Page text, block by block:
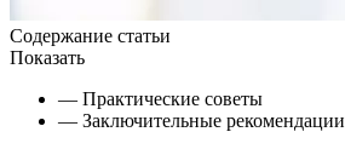
Содержание статьи
Показать
— Практические советы
— Заключительные рекомендации